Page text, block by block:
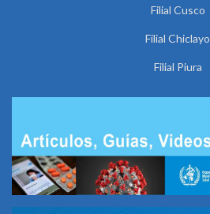
Filial Cusco
Filial Chiclayo
Filial Piura